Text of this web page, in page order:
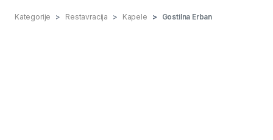
Kategorije Restavracija Kapele Gostilna Erban